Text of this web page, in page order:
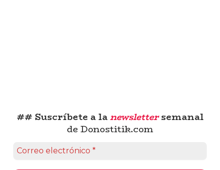
## Suscríbete a lanewslettersemanal
de Donostitik.com